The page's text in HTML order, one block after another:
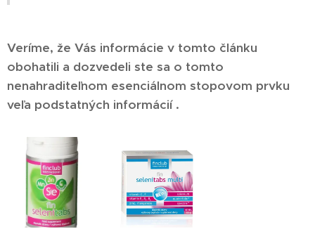
Veríme, že Vás informácie v tomto článku
obohatili a dozvedeli ste sa o tomto
nenahraditeľnom esenciálnom stopovom prvku
veľa podstatných informácií .